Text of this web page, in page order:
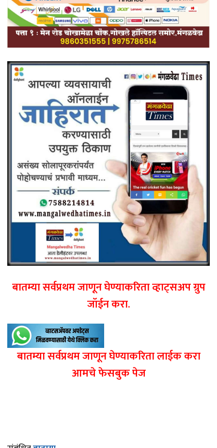
बातम्या सर्वप्रथम जाणून घेण्याकरिता व्हाट्सअप ग्रुप
जॉईन करा.
बातम्या सर्वप्रथम जाणून घेण्याकरिता लाईक करा
आमचे फेसबुक पेज